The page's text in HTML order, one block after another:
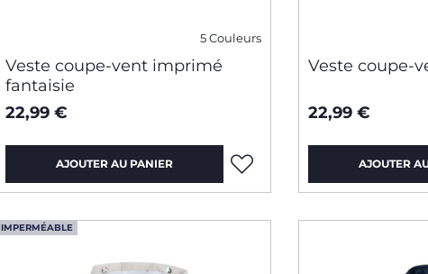
5 Couleurs
Veste coupe-vent imprimé
fantaisie
22,99 €
AJOUTER AU PANIER
Veste coupe-
22,99 €
AJOUTER
IMPERMÉABLE